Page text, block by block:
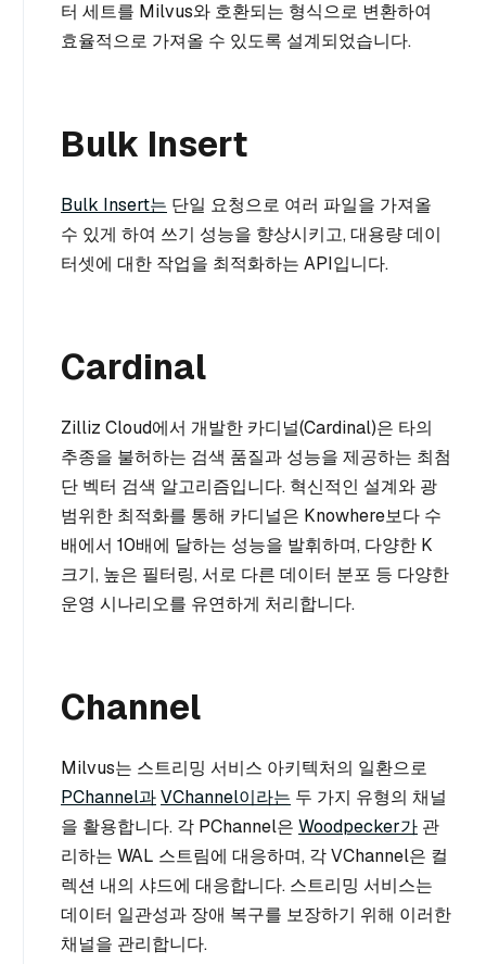
터 세트를 Milvus와 호환되는 형식으로 변환하여
효율적으로 가져올 수 있도록 설계되었습니다.
Bulk Insert
Bulk Insert는 단일 요청으로 여러 파일을 가져올
수 있게 하여 쓰기 성능을 향상시키고, 대용량 데이
터셋에 대한 작업을 최적화하는 API입니다.
Cardinal
Zilliz Cloud에서 개발한 카디널(Cardinal)은 타의
추종을 불허하는 검색 품질과 성능을 제공하는 최첨
단 벡터 검색 알고리즘입니다. 혁신적인 설계와 광
범위한 최적화를 통해 카디널은 Knowhere보다 수
배에서 10배에 달하는 성능을 발휘하며, 다양한 K
크기, 높은 필터링, 서로 다른 데이터 분포 등 다양한
운영 시나리오를 유연하게 처리합니다.
Channel
Milvus는 스트리밍 서비스 아키텍처의 일환으로
PChannel과VChannel이라는 두 가지 유형의 채널
을 활용합니다. 각 PChannel은 Woodpecker가 관
리하는 WAL 스트림에 대응하며, 각 VChannel은 컬
렉션 내의 샤드에 대응합니다. 스트리밍 서비스는
데이터 일관성과 장애 복구를 보장하기 위해 이러한
채널을 관리합니다.